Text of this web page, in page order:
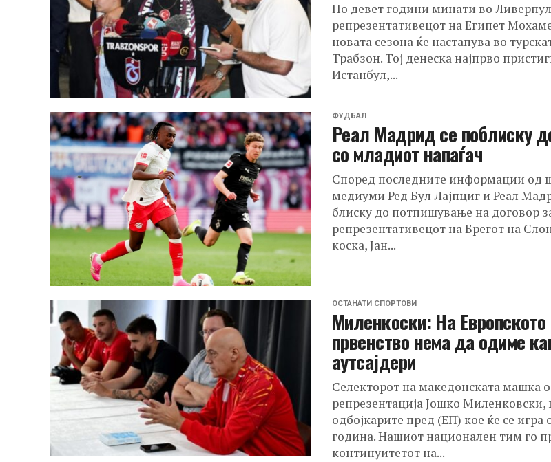
По девет години минати во
репрезентативецот на Египет
новата сезона ќе настапува во
Трабзон. Тој денеска најпрво
Истанбул,...
ФУДБАЛ
Реал Мадрид се поблиску
со младиот напаѓач
Според последните информации од
медиуми Ред Бул Лајпциг и Реал
блиску до потпишување на договор
репрезентативецот на Брегот на
коска, Јан...
ОСТАНАТИ СПОРТОВИ
Миленкоски: На Европското
првенство нема да одиме
аутсајдери
Селекторот на македонската машка
репрезентација Јошко Миленковски,
одбојкарите пред (ЕП) кое ќе се игра
година. Нашиот национален тим го
континуитетот на...